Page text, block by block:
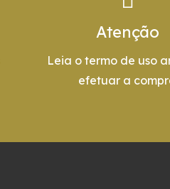
Atenção
Leia o termo de uso
efetuar a